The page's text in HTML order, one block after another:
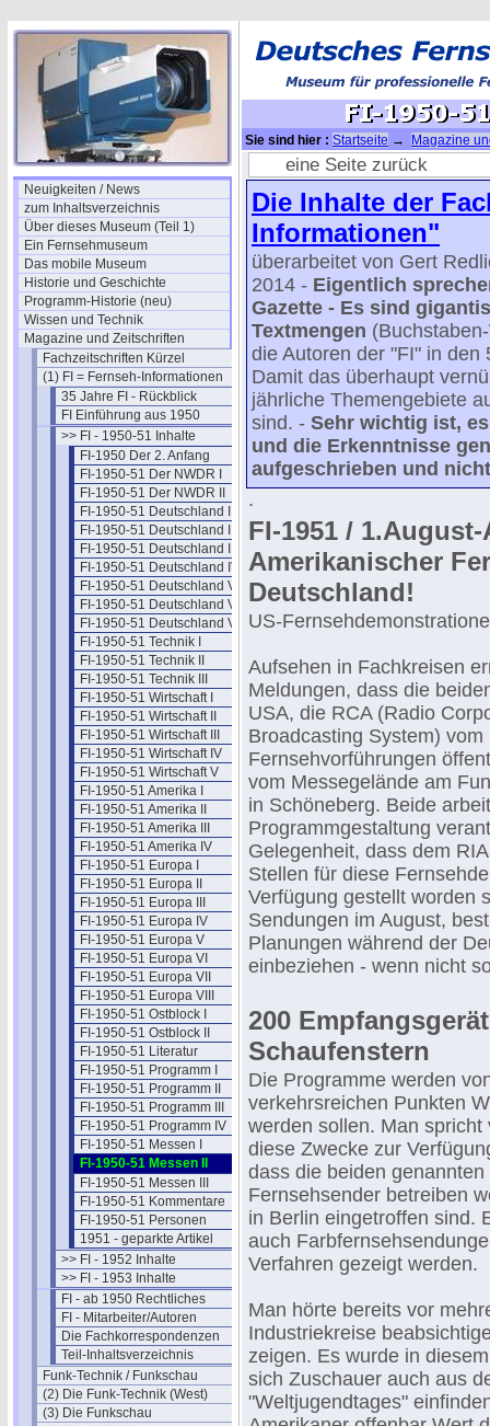
Neuigkeiten / News
zum Inhaltsverzeichnis
Über dieses Museum (Teil 1)
Ein Fernsehmuseum
Das mobile Museum
Historie und Geschichte
Programm-Historie (neu)
Wissen und Technik
Magazine und Zeitschriften
Fachzeitschriften Kürzel
(1) FI = Fernseh-Informationen
35 Jahre FI - Rückblick
FI Einführung aus 1950
>> FI - 1950-51 Inhalte
FI-1950 Der 2. Anfang
FI-1950-51 Der NWDR I
FI-1950-51 Der NWDR II
FI-1950-51 Deutschland I
FI-1950-51 Deutschland II
FI-1950-51 Deutschland III
FI-1950-51 Deutschland IV
FI-1950-51 Deutschland V
FI-1950-51 Deutschland VI
FI-1950-51 Deutschland VII
FI-1950-51 Technik I
FI-1950-51 Technik II
FI-1950-51 Technik III
FI-1950-51 Wirtschaft I
FI-1950-51 Wirtschaft II
FI-1950-51 Wirtschaft III
FI-1950-51 Wirtschaft IV
FI-1950-51 Wirtschaft V
FI-1950-51 Amerika I
FI-1950-51 Amerika II
FI-1950-51 Amerika III
FI-1950-51 Amerika IV
FI-1950-51 Europa I
FI-1950-51 Europa II
FI-1950-51 Europa III
FI-1950-51 Europa IV
FI-1950-51 Europa V
FI-1950-51 Europa VI
FI-1950-51 Europa VII
FI-1950-51 Europa VIII
FI-1950-51 Ostblock I
FI-1950-51 Ostblock II
FI-1950-51 Literatur
FI-1950-51 Programm I
FI-1950-51 Programm II
FI-1950-51 Programm III
FI-1950-51 Programm IV
FI-1950-51 Messen I
FI-1950-51 Messen II
FI-1950-51 Messen III
FI-1950-51 Kommentare
FI-1950-51 Personen
1951 - geparkte Artikel
>> FI - 1952 Inhalte
>> FI - 1953 Inhalte
FI - ab 1950 Rechtliches
FI - Mitarbeiter/Autoren
Die Fachkorrespondenzen
Teil-Inhaltsverzeichnis
Funk-Technik / Funkschau
(2) Die Funk-Technik (West)
(3) Die Funkschau
Sie sind hier : Startseite →
Magazine
51 Inhalte→ FI-1950-51 Messen II
eine Seite zurück
Die Inhalte der
Informationen"
überarbeitet von Gert
2014 - Eigentlich
Gazette - Es sind
Textmengen
die Autoren der "FI" in
Damit das überhaupt
jährliche Themengebiete
sind. - Sehr wichtig ist,
und die Erkenntnisse
aufgeschrieben und
.
FI-1951 /
Amerikanischer
Deutschland!
US-
Aufsehen in Fachkreisen
Meldungen, dass die
USA, die RCA (Radio
Broadcasting System)
Fernsehvorführungen
vom Messegelände am
in Schöneberg. Beide
Programmgestaltung
Gelegenheit, dass dem
Stellen für diese
Verfügung gestellt worden
Sendungen im August,
Planungen während der
einbeziehen - wenn nicht
200
Schaufenstern
Die Programme werden
verkehrsreichen Punkten
werden sollen. Man
diese Zwecke zur
dass die beiden
Fernsehsender betreiben
in Berlin eingetroffen sind.
auch
Verfahren gezeigt werden.
Man hörte bereits vor
Industriekreise
zeigen. Es wurde in
sich Zuschauer auch aus
"Weltjugendtages"